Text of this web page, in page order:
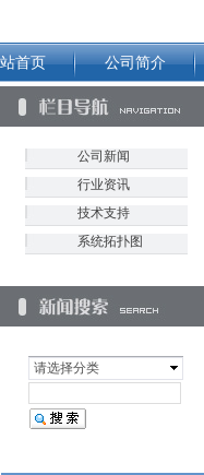
首页 公司简介
请选择分类
公司新闻
行业资讯
技术支持
系统拓扑图